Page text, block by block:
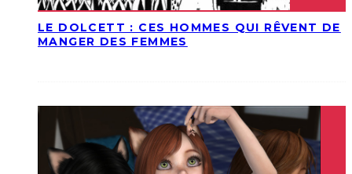
LE DOLCETT : CES HOMMES QUI RÊVENT DE
MANGER DES FEMMES